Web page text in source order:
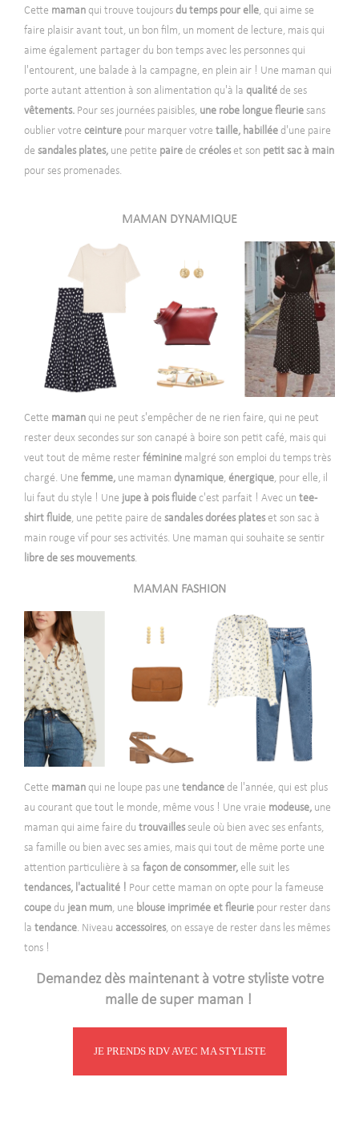
Cette maman qui trouve toujours du temps pour elle, qui aime se
faire plaisir avant tout, un bon film, un moment de lecture, mais qui
aime également partager du bon temps avec les personnes qui
l'entourent, une balade à la campagne, en plein air ! Une maman qui
porte autant attention à son alimentation qu'à la qualité de ses
vêtements. Pour ses journées paisibles, une robe longue fleurie sans
oublier votre ceinture pour marquer votre taille, habillée d'une paire
de sandales plates, une petite paire de créoleset son petit sac à main
pour ses promenades.
MAMAN DYNAMIQUE
Cette maman qui ne peut s'empêcher de ne rien faire, qui ne peut
rester deux secondes sur son canapé à boire son petit café, mais qui
veut tout de même rester féminine malgré son emploi du temps très
chargé. Une femme, une maman dynamique, énergique, pour elle, il
lui faut du style ! Une jupe à pois fluide c'est parfait ! Avec un tee-
shirt fluide, une petite paire de sandales dorées plateset son sac à
main rouge vif pour ses activités. Une maman qui souhaite se sentir
libre de ses mouvements.
MAMAN FASHION
Cette maman qui ne loupe pas une tendance de l'année, qui est plus
au courant que tout le monde, même vous ! Une vraie modeuse, une
maman qui aime faire du trouvaillesseule où bien avec ses enfants,
sa famille ou bien avec ses amies, mais qui tout de même porte une
attention particulière à sa façon de consommer, elle suit les
tendances, l'actualité ! Pour cette maman on opte pour la fameuse
coupe du jean mum, une blouse imprimée et fleurie pour rester dans
la tendance. Niveau accessoires, on essaye de rester dans les mêmes
tons !
Demandez dès maintenant à votre styliste votre
malle de super maman !
JE PRENDS RDV AVEC MA STYLISTE